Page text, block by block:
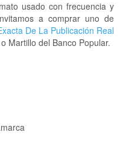
usado con frecuencia y
a comprar uno de
De La Publicación Real
Martillo del Banco Popular.